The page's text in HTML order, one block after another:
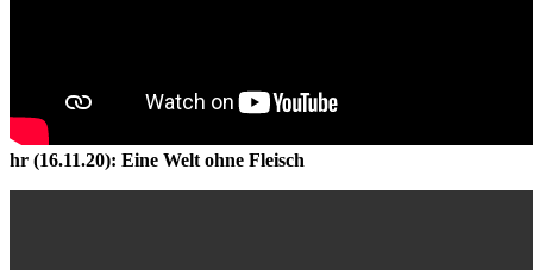
hr (16.11.20): Eine Welt ohne Fleisch